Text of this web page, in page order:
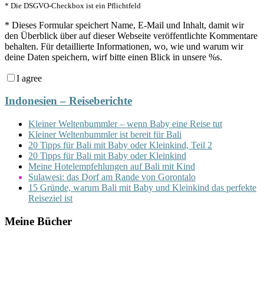
* Die DSGVO-Checkbox ist ein Pflichtfeld
* Dieses Formular speichert Name, E-Mail und Inhalt, damit wir
den Überblick über auf dieser Webseite veröffentlichte Kommentare
behalten. Für detaillierte Informationen, wo, wie und warum wir
deine Daten speichern, wirf bitte einen Blick in unsere %s.
I agree
Indonesien – Reiseberichte
Kleiner Weltenbummler – wenn Baby eine Reise tut
Kleiner Weltenbummler ist bereit für Bali
20 Tipps für Bali mit Baby oder Kleinkind, Teil 2
20 Tipps für Bali mit Baby oder Kleinkind
Meine Hotelempfehlungen auf Bali mit Kind
Sulawesi: das Dorf am Rande von Gorontalo
15 Gründe, warum Bali mit Baby und Kleinkind das perfekte
Reiseziel ist
Meine Bücher